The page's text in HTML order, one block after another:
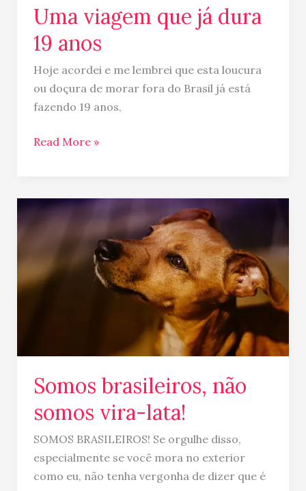
Uma viagem que já dura
19 anos
Hoje acordei e me lembrei que esta loucura
ou doçura de morar fora do Brasil já está
fazendo 19 anos,
Read More »
Somos brasileiros, não
somos vira-lata!
SOMOS BRASILEIROS! Se orgulhe disso,
especialmente se você mora no exterior
como eu, não tenha vergonha de dizer que é
Somos
brasileiros,
vira-